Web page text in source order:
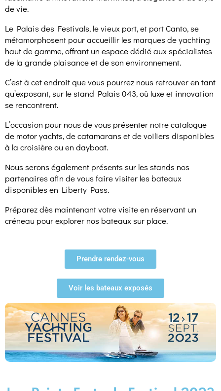
de vie.
Le Palais des Festivals, le vieux port, et port Canto, se
métamorphosent pour accueillir les marques de yachting
haut de gamme, offrant un espace dédié aux spécialistes
de la grande plaisance et de son environnement.
C’est à cet endroit que vous pourrez nous retrouver en tant
qu’exposant, sur le stand Palais 043, où luxe et innovation
se rencontrent.
L’occasion pour nous de vous présenter notre catalogue
de motor yachts, de catamarans et de voiliers disponibles
à la croisière ou en dayboat.
Nous serons également présents sur les stands nos
partenaires afin de vous faire visiter les bateaux
disponibles en Liberty Pass.
Préparez dès maintenant votre visite en réservant un
créneau pour explorer nos bateaux sur place.
Prendre rendez-vous
Voir les bateaux exposés